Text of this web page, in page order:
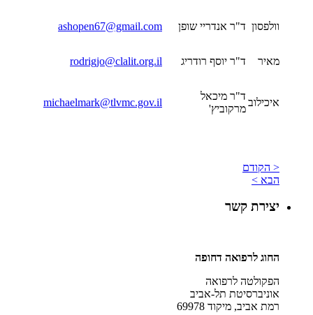
וולפסון ד"ר אנדריי שופן ashopen67@gmail.com
מאיר ד"ר יוסף רודריג rodrigjo@clalit.org.il
איכילוב
ד"ר מיכאל
מרקוביץ'
michaelmark@tlvmc.gov.il
< הקודם
הבא >
יצירת קשר
החוג לרפואה דחופה
הפקולטה לרפואה
אוניברסיטת תל-אביב
רמת אביב, מיקוד 69978